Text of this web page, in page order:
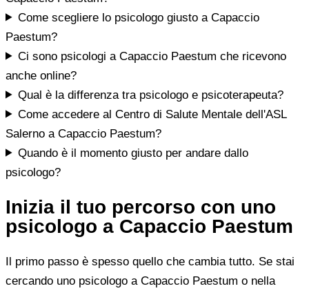
Come scegliere lo psicologo giusto a Capaccio
Paestum?
Ci sono psicologi a Capaccio Paestum che ricevono
anche online?
Qual è la differenza tra psicologo e psicoterapeuta?
Come accedere al Centro di Salute Mentale dell'ASL
Salerno a Capaccio Paestum?
Quando è il momento giusto per andare dallo
psicologo?
Inizia il tuo percorso con uno
psicologo a Capaccio Paestum
Il primo passo è spesso quello che cambia tutto. Se stai
cercando uno psicologo a Capaccio Paestum o nella